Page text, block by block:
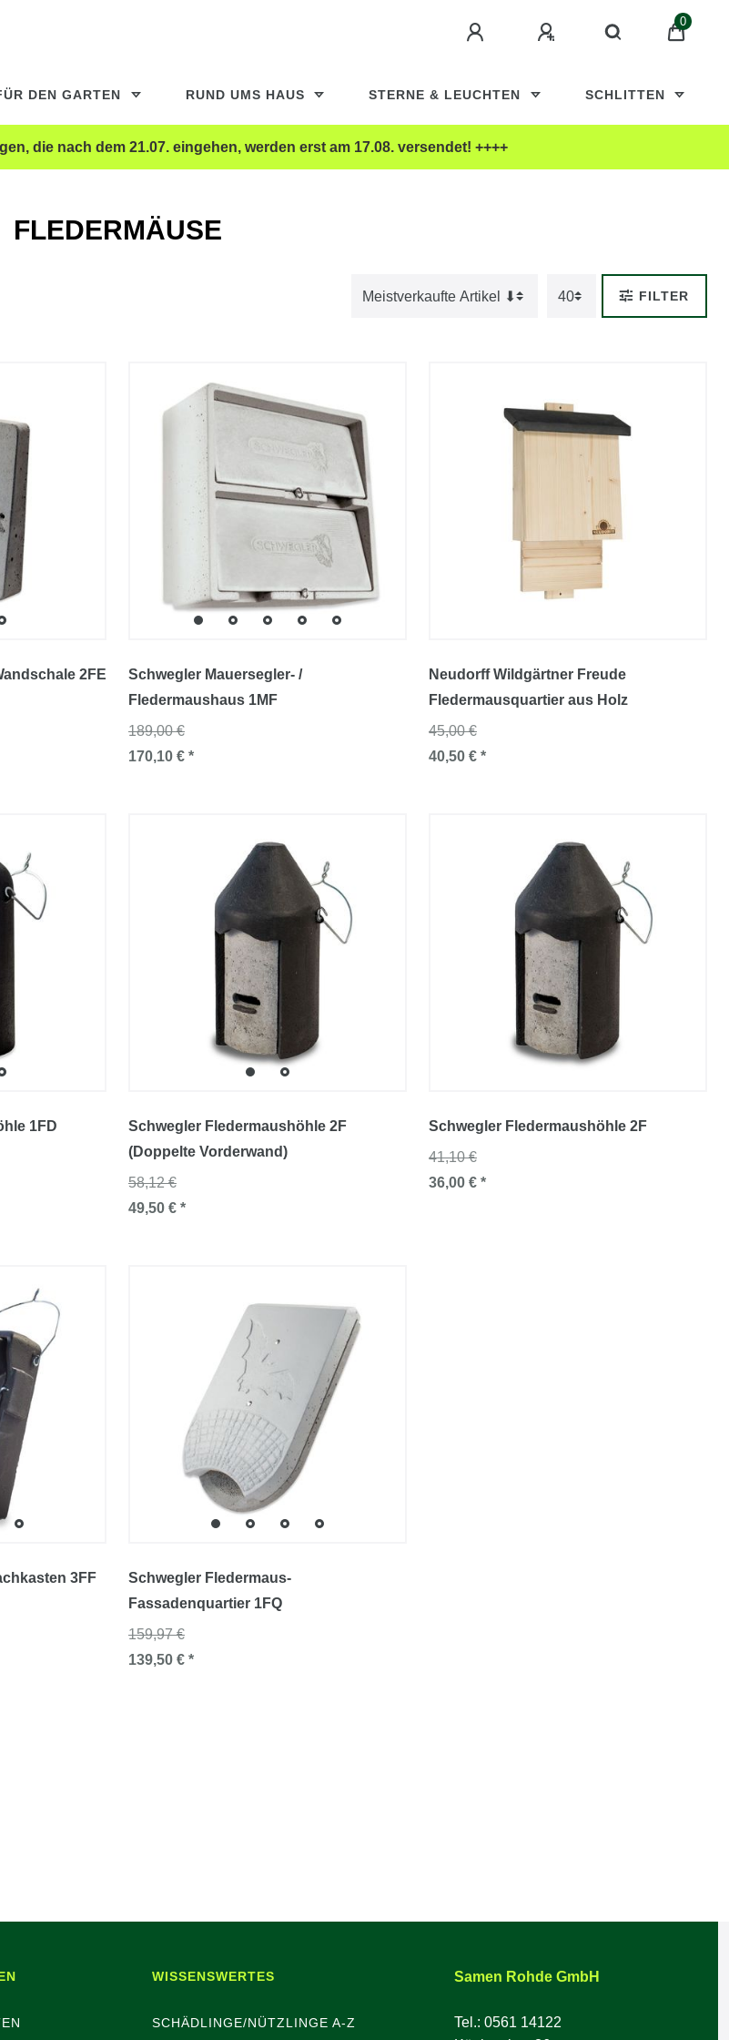
0
DEN GARTEN RUND UMS HAUS STERNE & LEUCHTEN SCHLITTEN
die nach dem 21.07. eingehen, werden erst am 17.08. versendet! ++++
FLEDERMÄUSE
FILTER
2FE
Schwegler Mauersegler- /
Fledermaushaus 1MF
189,00 €
170,10 € *
Neudorff Wildgärtner Freude
Fledermausquartier aus Holz
45,00 €
40,50 € *
1FD
Schwegler Fledermaushöhle 2F
(Doppelte Vorderwand)
58,12 €
49,50 € *
Schwegler Fledermaushöhle 2F
41,10 €
36,00 € *
3FF
Schwegler Fledermaus-
Fassadenquartier 1FQ
159,97 €
139,50 € *
WISSENSWERTES
SCHÄDLINGE/NÜTZLINGE A-Z
Samen Rohde GmbH
Tel.: 0561 14122